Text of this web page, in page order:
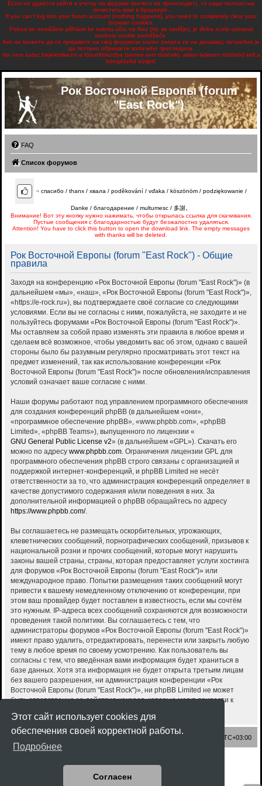
Этот сайт использует cookies для
обеспечения своей корректной работы.
Подробнее
Согласен
Если не удаётся зайти в учетку на форуме (ничего не происходит), то надо полностью
почистить куки в браузере.
If you can't log into your forum account (nothing happens), you need to completely clear your
browser cookies.
Pokud se nemůžete přihlásit ke svému účtu na fóru (nic se neděje), je třeba zcela vymazat
soubory cookie prohlížeče.
Ако не можете да се пријавите на свој форумски налог (ништа се не дешава), потребно је
да потпуно обришете колачиће прегледача.
Ha nem tudsz bejelentkezni a fórumfiókodba (semmi sem történik), akkor teljesen törölnöd kell a
böngésződ sütijeit.
Рок Восточной Европы (forum
"East Rock")
FAQ
Список форумов
¬ спасибо / thanx / хвала / poděkování / vďaka / köszönöm / podziękowanie /
Danke / благодарение / multumesc / 多謝。
Внимание! Вот эту кнопку нужно нажимать, чтобы открылась ссылка для скачивания.
Пустые сообщения с благодарностью будут безжалостно удаляться.
Attention! You have to click this button to open the download link. The empty messages
with thanks will be deleted.
Рок Восточной Европы (forum "East Rock") - Общие
правила
Заходя на конференцию «Рок Восточной Европы (forum "East Rock")» (в
дальнейшем «мы», «наш», «Рок Восточной Европы (forum "East Rock")»,
«https://e-rock.ru»), вы подтверждаете своё согласие со следующими
условиями. Если вы не согласны с ними, пожалуйста, не заходите и не
пользуйтесь форумами «Рок Восточной Европы (forum "East Rock")».
Мы оставляем за собой право изменять эти правила в любое время и
сделаем всё возможное, чтобы уведомить вас об этом, однако с вашей
стороны было бы разумным регулярно просматривать этот текст на
предмет изменений, так как использование конференции «Рок
Восточной Европы (forum "East Rock")» после обновления/исправления
условий означает ваше согласие с ними.
Наши форумы работают под управлением программного обеспечения
для создания конференций phpBB (в дальнейшем «они»,
«программное обеспечение phpBB», «www.phpbb.com», «phpBB
Limited», «phpBB Teams»), выпущенного по лицензии «
GNU General Public License v2» (в дальнейшем «GPL»). Скачать его
можно по адресу www.phpbb.com. Ограничения лицензии GPL для
программного обеспечения phpBB строго связаны с организацией и
поддержкой интернет-конференций, и phpBB Limited не несёт
ответственности за то, что администрация конференций определяет в
качестве допустимого содержания и/или поведения в них. За
дополнительной информацией о phpBB обращайтесь по адресу
https://www.phpbb.com/.
Вы соглашаетесь не размещать оскорбительных, угрожающих,
клеветнических сообщений, порнографических сообщений, призывов к
национальной розни и прочих сообщений, которые могут нарушить
законы вашей страны, страны, которая предоставляет услуги хостинга
для форумов «Рок Восточной Европы (forum "East Rock")» или
международное право. Попытки размещения таких сообщений могут
привести к вашему немедленному отключению от конференции, при
этом ваш провайдер будет поставлен в известность, если мы сочтём
это нужным. IP-адреса всех сообщений сохраняются для возможности
проведения такой политики. Вы соглашаетесь с тем, что
администраторы форумов «Рок Восточной Европы (forum "East Rock")»
имеют право удалить, отредактировать, перенести или закрыть любую
тему в любое время по своему усмотрению. Как пользователь вы
согласны с тем, что введённая вами информация будет храниться в
базе данных. Хотя эта информация не будет открыта третьим лицам
без вашего разрешения, ни администрация конференции «Рок
Восточной Европы (forum "East Rock")», ни phpBB Limited не может
быть ответственна за действия хакеров, которые могут привести к
UTC+03:00
phpBB Spain
Русская поддержка phpBB